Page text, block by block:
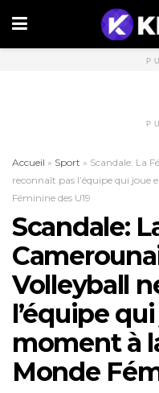
Accueil » Sport » Scandale: La
reconnaît pas l’équipe qui joue
Féminine des U19
Scandale:
Volleyball
l’équipe
moment à
Monde